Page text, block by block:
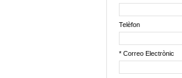
Telèfon
* Correo Electrònic